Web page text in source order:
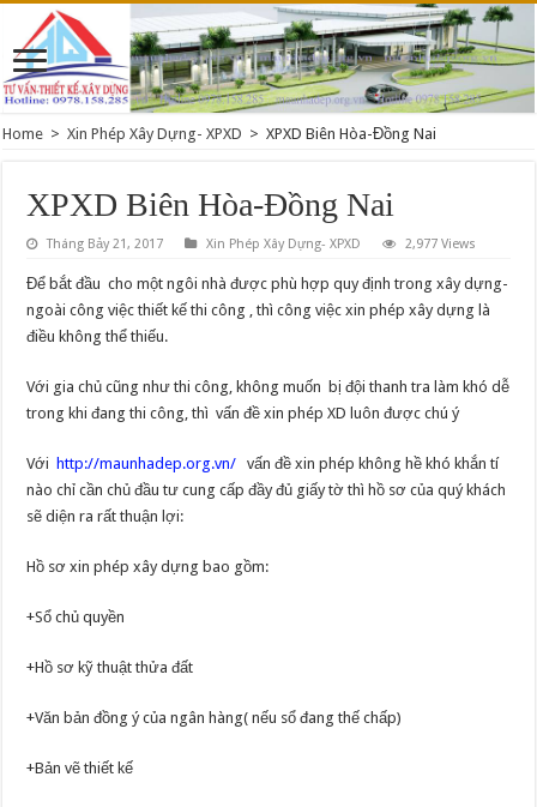
Home > Xin Phép Xây Dựng- XPXD > XPXD Biên Hòa-Đồng Nai
XPXD Biên Hòa-Đồng Nai
Tháng Bảy 21, 2017 Xin Phép Xây Dựng- XPXD 2,977 Views
Để bắt đầu cho một ngôi nhà được phù hợp quy định trong xây dựng-
ngoài công việc thiết kế thi công , thì công việc xin phép xây dựng là
điều không thể thiếu.
Với gia chủ cũng như thi công, không muốn bị đội thanh tra làm khó dễ
trong khi đang thi công, thì vấn đề xin phép XD luôn được chú ý
Vớihttp://maunhadep.org.vn/ vấn đề xin phép không hề khó khắn tí
nào chỉ cần chủ đầu tư cung cấp đầy đủ giấy tờ thì hồ sơ của quý khách
sẽ diện ra rất thuận lợi:
Hồ sơ xin phép xây dựng bao gồm:
+Sổ chủ quyền
+Hồ sơ kỹ thuật thửa đất
+Văn bản đồng ý của ngân hàng( nếu sổ đang thế chấp)
+Bản vẽ thiết kế